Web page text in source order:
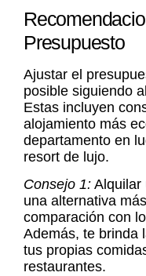
Presupuesto
Ajustar el
posible siguiendo
Estas incluyen
alojamiento más
departamento en
resort de lujo.
Consejo 1: Alquilar
una alternativa
comparación con
Además, te brinda
tus propias
restaurantes.